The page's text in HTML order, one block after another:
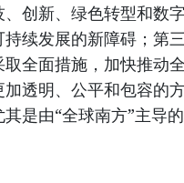
、创新、绿色转型和数
持续发展的新障碍；第
全面措施，加快推动
透明、公平和包容的
是由“全球南方”主导的